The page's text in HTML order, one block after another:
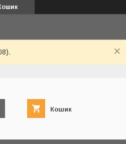
Кошик